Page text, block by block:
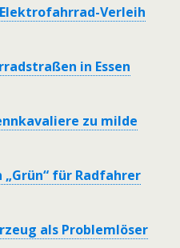
Verleih
in Essen
zu milde
für Radfahrer
als Problemlöser